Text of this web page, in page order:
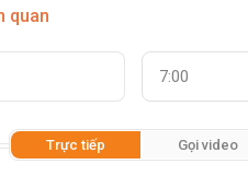
quan
7:00
Trực tiếp Gọi video